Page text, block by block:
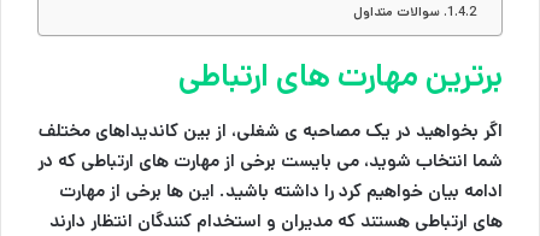
سوالات متداول
برترین مهارت های ارتباطی
اگر بخواهید در یک مصاحبه ی شغلی، از بین کاندیداهای مختلف
شما انتخاب شوید، می بایست برخی از مهارت های ارتباطی که در
ادامه بیان خواهیم کرد را داشته باشید. این ها برخی از مهارت
های ارتباطی هستند که مدیران و استخدام کنندگان انتظار دارند